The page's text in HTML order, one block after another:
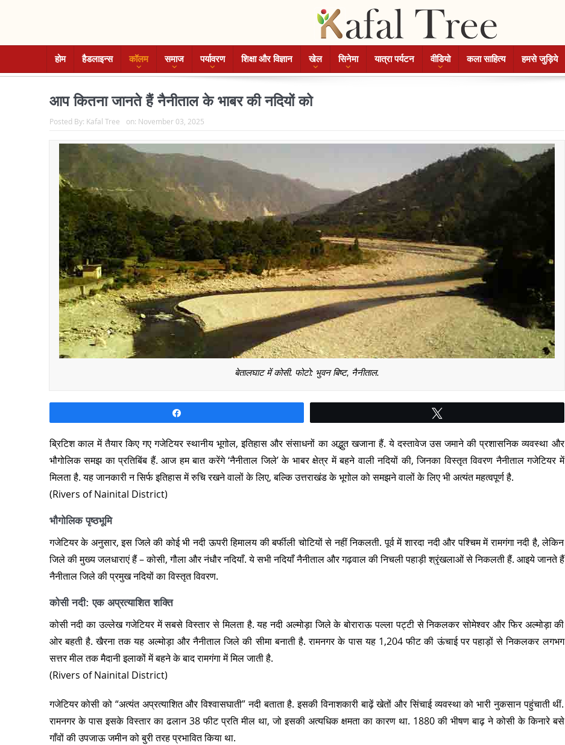
होम हैडलाइन्स कॉलम समाज पर्यावरण शिक्षा और विज्ञान खेल सिनेमा यात्रा पर्यटन वीडियो कला साहित्य हमसे जुड़िये
आप कितना जानते हैं नैनीताल के भाबर की नदियों को
Posted By: Kafal Tree on: November 03, 2025
बेतालघाट में कोसी. फोटो: भुवन बिष्ट, नैनीताल.
ब्रिटिश काल में तैयार किए गए गजेटियर स्थानीय भूगोल, इतिहास और संसाधनों का अद्भुत खजाना हैं. ये दस्तावेज उस जमाने की प्रशासनिक व्यवस्था और
भौगोलिक समझ का प्रतिबिंब हैं. आज हम बात करेंगे ‘नैनीताल जिले’ के भाबर क्षेत्र में बहने वाली नदियों की, जिनका विस्तृत विवरण नैनीताल गजेटियर में
मिलता है. यह जानकारी न सिर्फ इतिहास में रुचि रखने वालों के लिए, बल्कि उत्तराखंड के भूगोल को समझने वालों के लिए भी अत्यंत महत्वपूर्ण है.
(Rivers of Nainital District)
भौगोलिक पृष्ठभूमि
गजेटियर के अनुसार, इस जिले की कोई भी नदी ऊपरी हिमालय की बर्फीली चोटियों से नहीं निकलती. पूर्व में शारदा नदी और पश्चिम में रामगंगा नदी है, लेकिन
जिले की मुख्य जलधाराएं हैं – कोसी, गौला और नंधौर नदियाँ. ये सभी नदियाँ नैनीताल और गढ़वाल की निचली पहाड़ी श्रृंखलाओं से निकलती हैं. आइये जानते हैं
नैनीताल जिले की प्रमुख नदियों का विस्तृत विवरण.
कोसी नदी: एक अप्रत्याशित शक्ति
कोसी नदी का उल्लेख गजेटियर में सबसे विस्तार से मिलता है. यह नदी अल्मोड़ा जिले के बोराराऊ पल्ला पट्टी से निकलकर सोमेश्वर और फिर अल्मोड़ा की
ओर बहती है. खैरना तक यह अल्मोड़ा और नैनीताल जिले की सीमा बनाती है. रामनगर के पास यह 1,204 फीट की ऊंचाई पर पहाड़ों से निकलकर लगभग
सत्तर मील तक मैदानी इलाकों में बहने के बाद रामगंगा में मिल जाती है.
(Rivers of Nainital District)
गजेटियर कोसी को “अत्यंत अप्रत्याशित और विश्वासघाती” नदी बताता है. इसकी विनाशकारी बाढ़ें खेतों और सिंचाई व्यवस्था को भारी नुकसान पहुंचाती थीं.
रामनगर के पास इसके विस्तार का ढलान 38 फीट प्रति मील था, जो इसकी अत्यधिक क्षमता का कारण था. 1880 की भीषण बाढ़ ने कोसी के किनारे बसे
गाँवों की उपजाऊ जमीन को बुरी तरह प्रभावित किया था.